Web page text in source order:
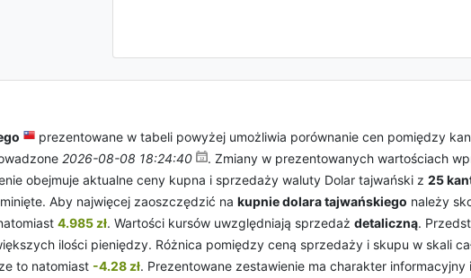
prezentowane w tabeli powyżej umożliwia porównanie cen pomiędzy
2026-08-08 18:24:40
. Zmiany w prezentowanych wartościach
obejmuje aktualne ceny kupna i sprzedaży waluty Dolar tajwański z 25
Aby najwięcej zaoszczędzić na kupnie dolara tajwańskiego należy
4.985 zł. Wartości kursów uwzględniają sprzedaż detaliczną.
ilości pieniędzy. Różnica pomiędzy ceną sprzedaży i skupu w skali
to natomiast -4.28 zł. Prezentowane zestawienie ma charakter